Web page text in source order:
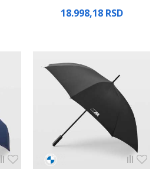
18.998,18 RSD